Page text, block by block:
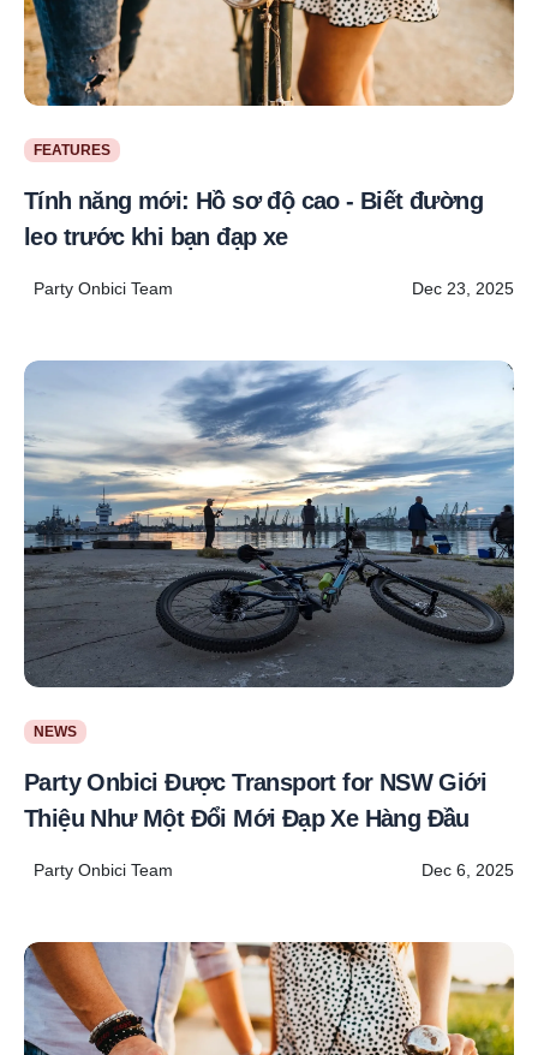
FEATURES
Tính năng mới: Hồ sơ độ cao - Biết đường
leo trước khi bạn đạp xe
Party Onbici Team Dec 23, 2025
NEWS
Party Onbici Được Transport for NSW Giới
Thiệu Như Một Đổi Mới Đạp Xe Hàng Đầu
Party Onbici Team Dec 6, 2025